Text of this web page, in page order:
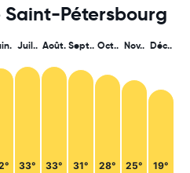
Pétersbourg
Juil..
33°
Août.
33°
Sept..
31°
Oct..
28°
Nov..
25°
Déc..
19°